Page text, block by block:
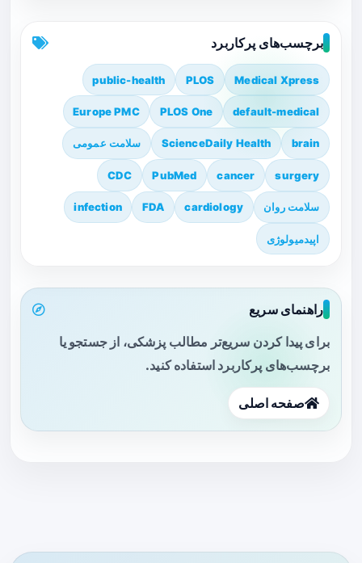
برچسب‌های پرکاربرد
Medical Xpress
PLOS
public-health
default-medical
PLOS One
Europe PMC
brain
ScienceDaily Health سلامت عمومی
surgery
cancer
PubMed
CDC
سلامت روان cardiology
FDA
infection
اپیدمیولوژی
راهنمای سریع
برای پیدا کردن سریع‌تر مطالب پزشکی، از جستجو یا
برچسب‌های پرکاربرد استفاده کنید.
صفحه اصلی